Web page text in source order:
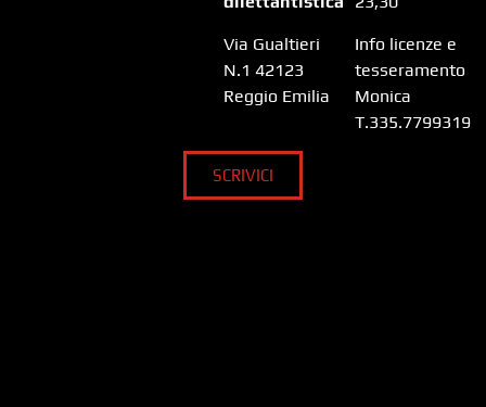
Via Gualtieri
N.1 42123
Reggio Emilia
Info licenze e
tesseramento
Monica
T.335.7799319
SCRIVICI